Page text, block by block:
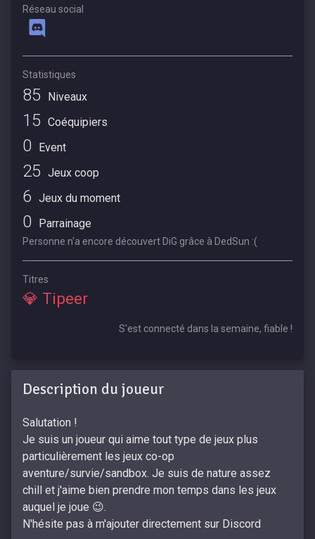
Réseau social
Statistiques
85 Niveaux
15 Coéquipiers
0 Event
25 Jeux coop
6 Jeux du moment
0 Parrainage
Personne n'a encore découvert DiG grâce à DedSun :(
Titres
💎 Tipeer
S'est connecté dans la semaine, fiable !
Description du joueur
Salutation !
Je suis un joueur qui aime tout type de jeux plus
particulièrement les jeux co-op
aventure/survie/sandbox. Je suis de nature assez
chill et j'aime bien prendre mon temps dans les jeux
auquel je joue 😉.
N'hésite pas à m'ajouter directement sur Discord